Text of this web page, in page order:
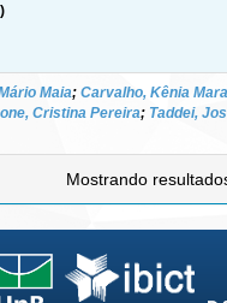
Maia; Carvalho, Kênia
Cristina Pereira; Taddei,
Mostrando